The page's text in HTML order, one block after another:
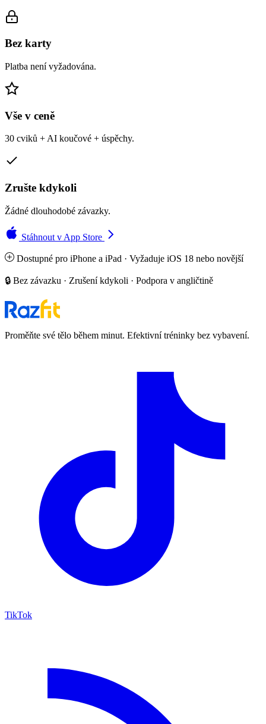
Bez karty
Platba není vyžadována.
Vše v ceně
30 cviků + AI koučové + úspěchy.
Zrušte kdykoli
Žádné dlouhodobé závazky.
Stáhnout v App Store
Dostupné pro iPhone a iPad · Vyžaduje iOS 18 nebo novější
🔒 Bez závazku · Zrušení kdykoli · Podpora v angličtině
Proměňte své tělo během minut. Efektivní tréninky bez vybavení.
TikTok